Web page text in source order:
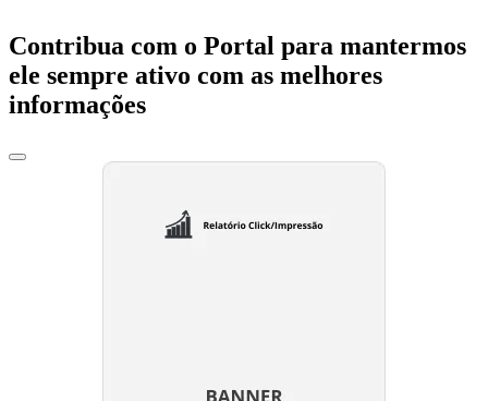
Contribua com o Portal para mantermos
ele sempre ativo com as melhores
informações